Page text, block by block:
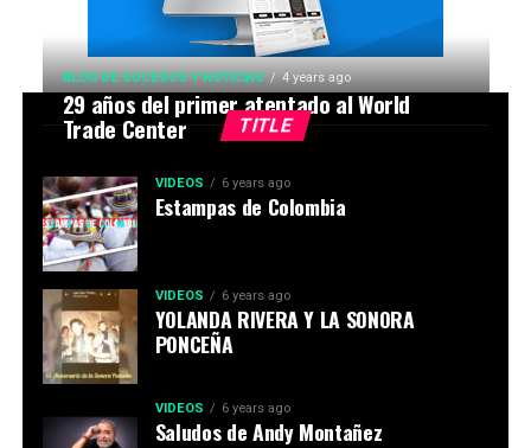
TITLE
BLOG DE SUCESOS Y NOTICIAS 4 years ago
29 años del primer atentado al World
Trade Center
VIDEOS 6 years ago
Estampas de Colombia
VIDEOS 6 years ago
YOLANDA RIVERA Y LA SONORA
PONCEÑA
VIDEOS 6 years ago
Saludos de Andy Montañez